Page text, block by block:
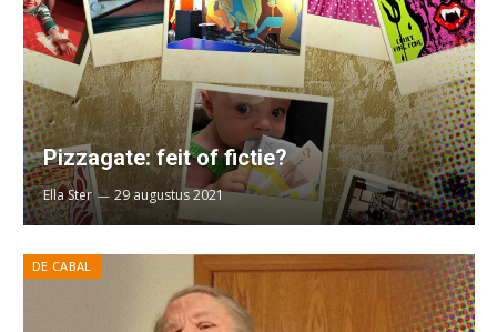
Pizzagate: feit of fictie?
Ella Ster 29 augustus 2021
DE CABAL